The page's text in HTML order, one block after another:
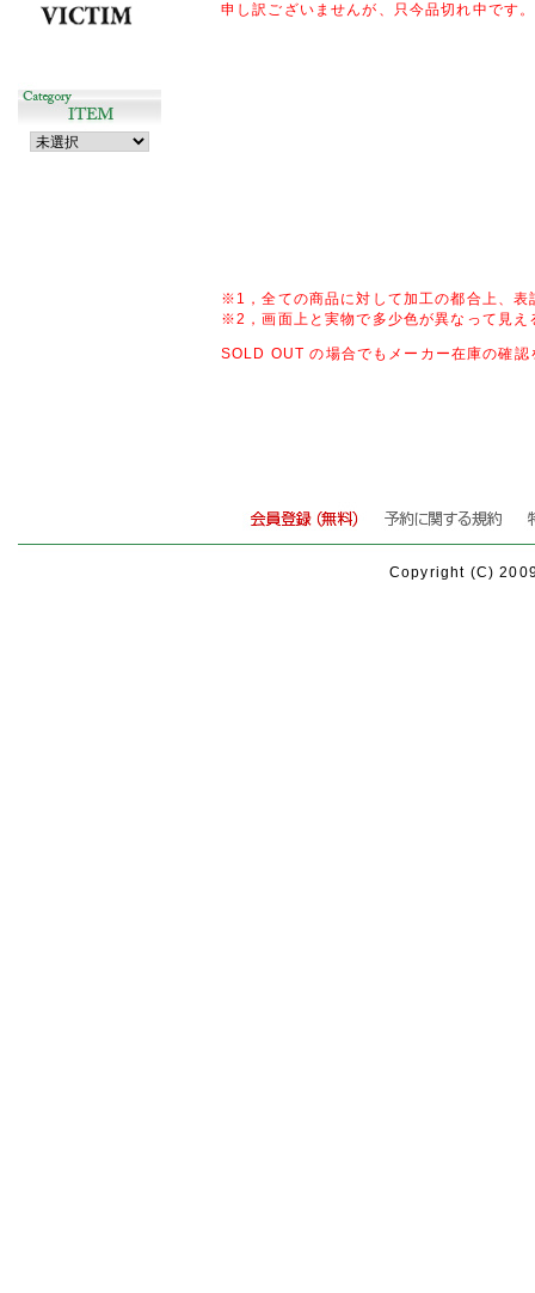
申し訳ございませんが、只今品切れ中です。
※1，全ての商品に対して加工の都合上、表
※2，画面上と実物で多少色が異なって見え
SOLD OUT の場合でもメーカー在庫の確
Copyright (C)